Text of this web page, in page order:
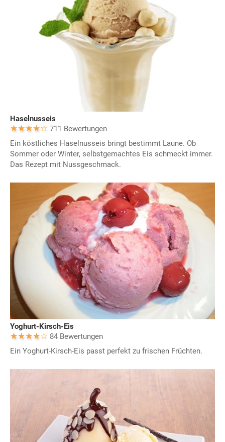
Haselnusseis
711 Bewertungen
Ein köstliches Haselnusseis bringt bestimmt Laune. Ob
Sommer oder Winter, selbstgemachtes Eis schmeckt immer.
Das Rezept mit Nussgeschmack.
Yoghurt-Kirsch-Eis
84 Bewertungen
Ein Yoghurt-Kirsch-Eis passt perfekt zu frischen Früchten.